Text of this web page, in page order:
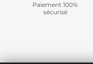
Paiement 100%
sécurisé